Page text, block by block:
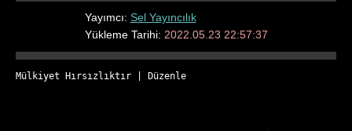
Yayımcı: Sel Yayıncılık
Yükleme Tarihi: 2022.05.23 22:57:37
Mülkiyet Hırsızlıktır Düzenle